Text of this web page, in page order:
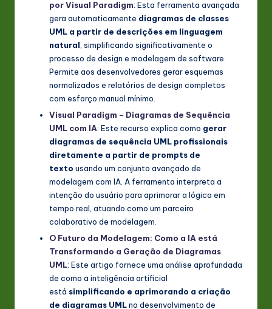
por Visual Paradigm: Esta ferramenta avançada
gera automaticamente diagramas de classes
UML a partir de descrições em linguagem
natural , simplificando significativamente o
processo de design e modelagem de software.
Permite aos desenvolvedores gerar esquemas
normalizados e relatórios de design completos
com esforço manual mínimo.
Visual Paradigm – Diagramas de Sequência
UML com IA: Este recurso explica como gerar
diagramas de sequência UML profissionais
diretamente a partir de prompts de
texto usando um conjunto avançado de
modelagem com IA. A ferramenta interpreta a
intenção do usuário para aprimorar a lógica em
tempo real, atuando como um parceiro
colaborativo de modelagem.
O Futuro da Modelagem: Como a IA está
Transformando a Geração de Diagramas
UML: Este artigo fornece uma análise aprofundada
de como a inteligência artificial
está simplificando e aprimorando a criação
de diagramas UMLno desenvolvimento de